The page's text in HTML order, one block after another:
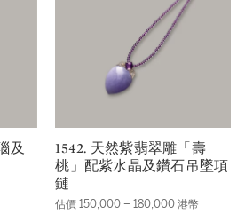
1542. 天然紫翡翠雕「壽
桃」配紫水晶及鑽石吊墜項
鏈
估價 150,000 – 180,000 港幣